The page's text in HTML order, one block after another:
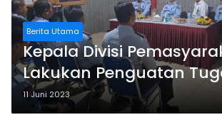
Berita Utama
Kepala Divisi
Lakukan Penguatan
Fungsi pokok Bagi
Kelas III Arjasa
11 Juni 2023